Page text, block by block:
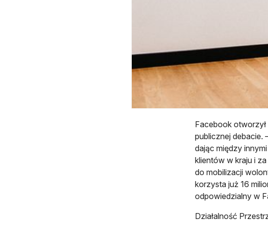
Facebook
publicznej debacie.
dając między
klientów w kraju i
do mobilizacji
korzysta już 16
odpowiedzialny w
Działalność